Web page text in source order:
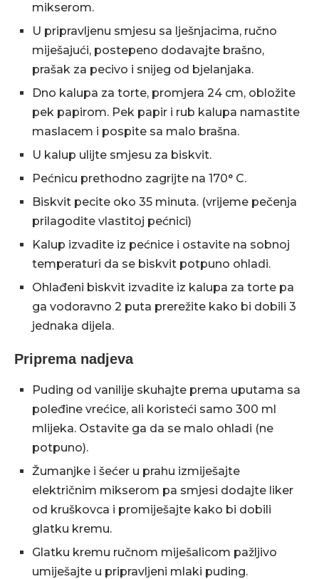
mikserom.
U pripravljenu smjesu sa lješnjacima, ručno
miješajući, postepeno dodavajte brašno,
prašak za pecivo i snijeg od bjelanjaka.
Dno kalupa za torte, promjera 24 cm, obložite
pek papirom. Pek papir i rub kalupa namastite
maslacem i pospite sa malo brašna.
U kalup ulijte smjesu za biskvit.
Pećnicu prethodno zagrijte na 170° C.
Biskvit pecite oko 35 minuta. (vrijeme pečenja
prilagodite vlastitoj pećnici)
Kalup izvadite iz pećnice i ostavite na sobnoj
temperaturi da se biskvit potpuno ohladi.
Ohlađeni biskvit izvadite iz kalupa za torte pa
ga vodoravno 2 puta prerežite kako bi dobili 3
jednaka dijela.
Priprema nadjeva
Puding od vanilije skuhajte prema uputama sa
poleđine vrećice, ali koristeći samo 300 ml
mlijeka. Ostavite ga da se malo ohladi (ne
potpuno).
Žumanjke i šećer u prahu izmiješajte
električnim mikserom pa smjesi dodajte liker
od kruškovca i promiješajte kako bi dobili
glatku kremu.
Glatku kremu ručnom miješalicom pažljivo
umiješajte u pripravljeni mlaki puding.